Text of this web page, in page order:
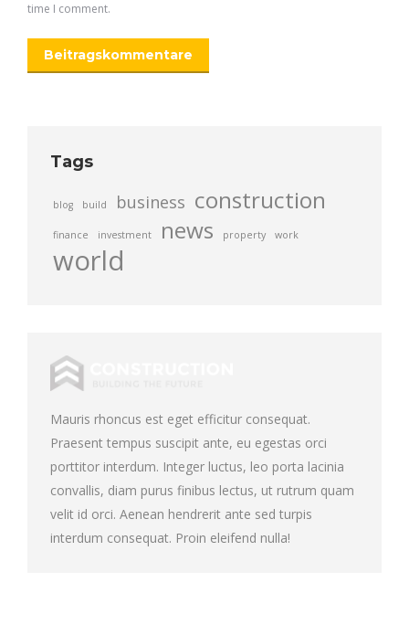
time I comment.
Beitragskommentare
Tags
blog build business construction
finance investment news property work
world
Mauris rhoncus est eget efficitur consequat.
Praesent tempus suscipit ante, eu egestas orci
porttitor interdum. Integer luctus, leo porta lacinia
convallis, diam purus finibus lectus, ut rutrum quam
velit id orci. Aenean hendrerit ante sed turpis
interdum consequat. Proin eleifend nulla!